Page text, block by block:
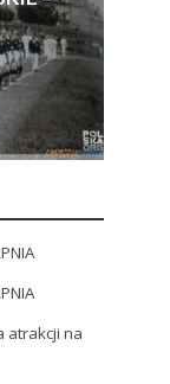
atrakcji na